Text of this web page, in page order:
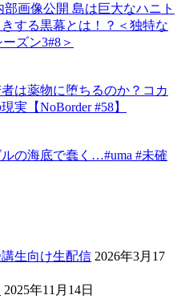
画像公開 島は巨大なハニト
する黒幕とは！？＜独特な
ズン3#8＞
は薬物に堕ちるのか？コカ
実【NoBorder #58】
の海底で蠢く…#uma #未確
生向け生配信 2026年3月17
2025年11月14日